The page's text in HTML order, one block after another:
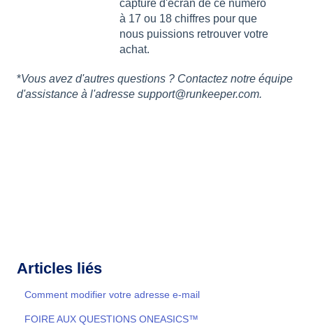
capture d'écran de ce numéro
à 17 ou 18 chiffres pour que
nous puissions retrouver votre
achat.
*Vous avez d'autres questions ? Contactez notre équipe
d'assistance à l'adresse support@runkeeper.com.
Articles liés
Comment modifier votre adresse e-mail
FOIRE AUX QUESTIONS ONEASICS™